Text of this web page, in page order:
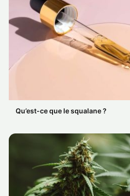
Qu’est-ce que le squalane ?